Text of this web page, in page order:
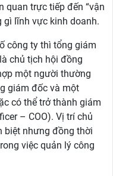
quan trực tiếp đến “vận
gì lĩnh vực kinh doanh.
công ty thì tổng giám
chủ tịch hội đồng
một người thường
giám đốc và một
có thể trở thành giám
– COO). Vị trí chủ
biệt nhưng đồng thời
việc quản lý công